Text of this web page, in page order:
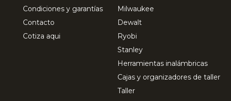
Condiciones y garantías
Contacto
Cotiza aqui
Milwaukee
Dewalt
Ryobi
Stanley
Herramientas inalámbricas
Cajas y organizadores de taller
Taller